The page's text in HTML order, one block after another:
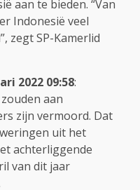
aan te bieden. “Van
Indonesië veel
zegt SP-Kamerlid
2022 09:58:
aan
zijn vermoord. Dat
uit het
achterliggende
van dit jaar